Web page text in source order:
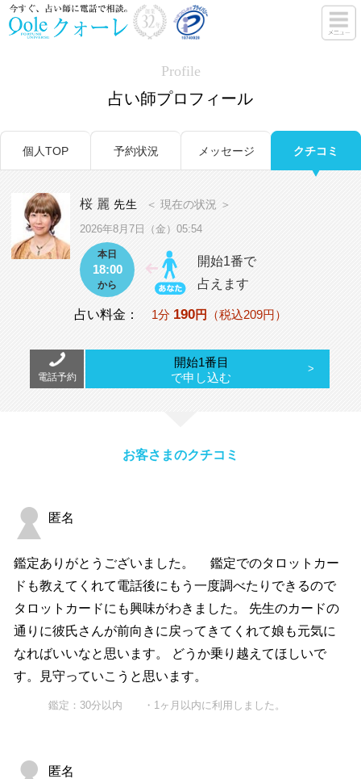
Profile
占い師プロフィール
個人TOP 予約状況 メッセージ クチコミ
桜 麗 先生 ＜ 現在の状況 ＞
2026年8月7日（金）05:54
本日
18:00
から
開始1番で
占えます
占い料金： 1分 190円 （税込209円）
電話予約
開始1番目
で申し込む
お客さまのクチコミ
匿名
鑑定ありがとうございました。 鑑定でのタロットカー
ドも教えてくれて電話後にもう一度調べたりできるので
タロットカードにも興味がわきました。 先生のカードの
通りに彼氏さんが前向きに戻ってきてくれて娘も元気に
なればいいなと思います。 どうか乗り越えてほしいで
す。見守っていこうと思います。
鑑定：30分以内 ・1ヶ月以内に利用しました。
匿名